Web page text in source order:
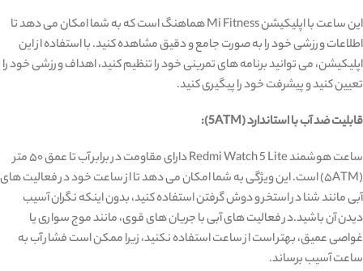
این ساعت با اپلیکیشن Mi Fitness هماهنگ است که به شما امکان می ‌دهد تا
اطلاعات ورزشی خود را به صورت جامع و دقیق مشاهده کنید. با استفاده از این
اپلیکیشن، می ‌توانید برنامه‌ های تمرینی خود را تنظیم کنید، اهداف ورزشی خود را
تعیین کنید و پیشرفت خود را پیگیری کنید.
قابلیت ضد آب با استاندارد (5ATM):
ساعت هوشمند Redmi Watch 5 Lite دارای مقاومت در برابر آب تا عمق ۵۰ متر
(۵ATM) است. این ویژگی به شما امکان می ‌دهد تا از ساعت خود در فعالیت ‌های
آبی مانند شنا در استخر و دوش گرفتن استفاده کنید، بدون اینکه نگران آسیب
دیدن آن باشید.در فعالیت‌ های آبی با جریان‌ های قوی، مانند موج‌ سواری یا
غواصی عمیق، بهتر است از ساعت استفاده نکنید، زیرا ممکن است فشار آب به
ساعت آسیب برساند.